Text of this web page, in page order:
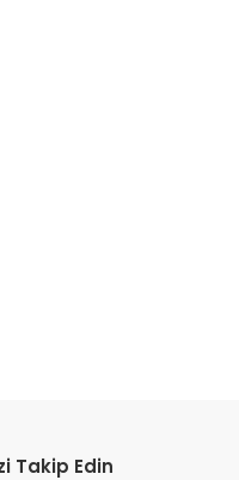
Takip Edin